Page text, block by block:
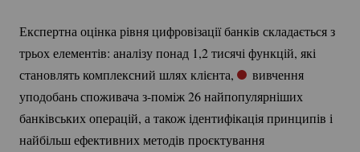
Експертна оцінка рівня цифровізації банків складається з
трьох елементів: аналізу понад 1,2 тисячі функцій, які
становлять комплексний шлях клієнта,
вивчення
уподобань споживача з-поміж 26 найпопулярніших
банківських операцій, а також ідентифікація принципів і
найбільш ефективних методів проєктування